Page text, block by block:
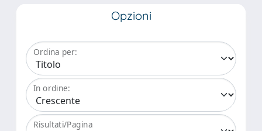
Opzioni
Ordina per:
In ordine:
Risultati/Pagina